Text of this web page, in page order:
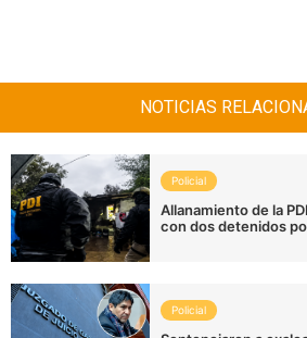
NOTICIAS
Policial
Allanamiento de la
con dos detenidos
Policial